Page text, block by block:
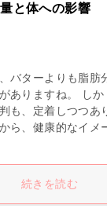
と体への影響
バターよりも脂肪
ありますね。 し
も、定着しつつあ
ら、健康的なイメ
続きを読む